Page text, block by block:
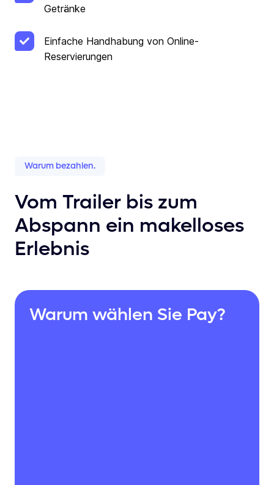
Getränke
Einfache Handhabung von Online-
Reservierungen
Warum bezahlen.
Vom Trailer bis zum
Abspann ein makelloses
Erlebnis
Warum wählen Sie Pay?